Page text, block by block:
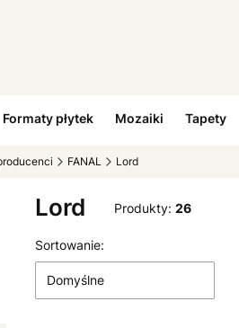
Formaty płytek Mozaiki Tapety
FANAL Lord
Lord Produkty: 26
Lista produktów
Sortowanie:
Domyślne